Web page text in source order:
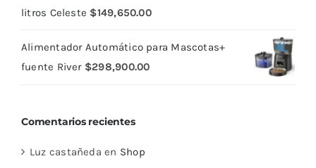
litros Celeste $149,650.00
Alimentador Automático para Mascotas+
fuente River $298,900.00
Comentarios recientes
Luz castañeda en Shop